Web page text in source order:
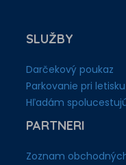
SLUŽBY
Darčekový poukaz
Parkovanie pri letisku
Hľadám
PARTNERI
Zoznam